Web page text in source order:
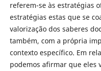
referem-se às estratégias
estratégias estas que se
valorização dos saberes
também, com a própria
contexto específico. Em
podemos afirmar que eles